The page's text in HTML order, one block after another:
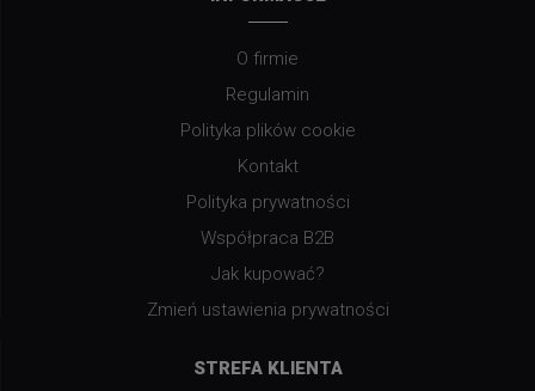
O firmie
Regulamin
Polityka plików cookie
Kontakt
Polityka prywatności
Współpraca B2B
Jak kupować?
Zmień ustawienia prywatności
STREFA KLIENTA